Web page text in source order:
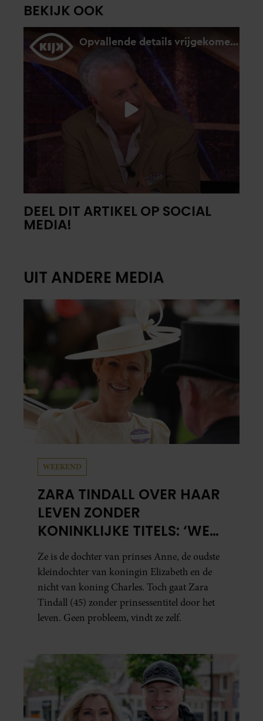
BEKIJK OOK
DEEL DIT ARTIKEL OP SOCIAL
MEDIA!
UIT ANDERE MEDIA
WEEKEND
ZARA TINDALL OVER HAAR
LEVEN ZONDER
KONINKLIJKE TITELS: ‘WE
HEBBEN ENORM VEEL
GELUK GEHAD’
Ze is de dochter van prinses Anne, de oudste
kleindochter van koningin Elizabeth en de
nicht van koning Charles. Toch gaat Zara
Tindall (45) zonder prinsessentitel door het
leven. Geen probleem, vindt ze zelf.